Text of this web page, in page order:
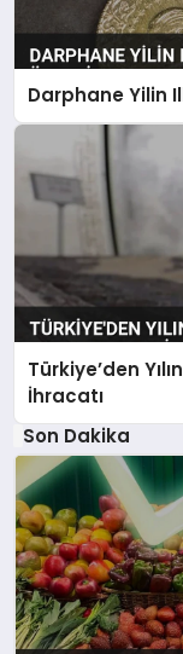
Darphane Yilin
Türkiye’den
İhracatı
Son Dakika